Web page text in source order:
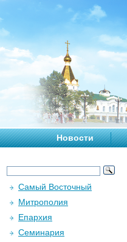
Новости
Самый Восточный
Митрополия
Епархия
Семинария